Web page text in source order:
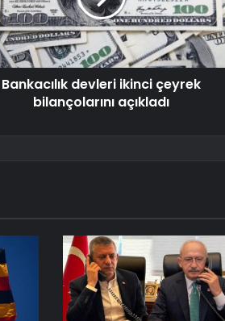
Bankacılık devleri ikinci çeyrek
bilançolarını açıkladı